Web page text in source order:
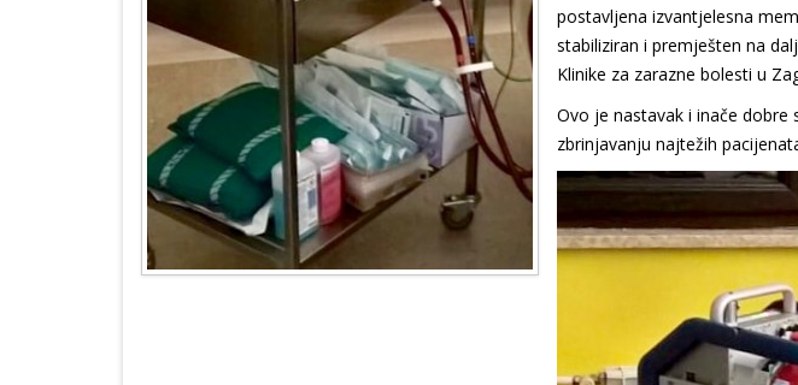
postavljena izvantjelesna
stabiliziran i premješten na
Klinike za zarazne bolesti u
Ovo je nastavak i inače dobre
zbrinjavanju najtežih